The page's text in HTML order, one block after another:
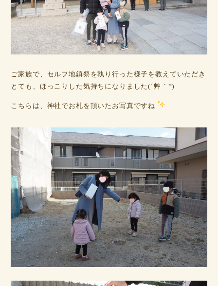
ご家族で、セルフ地鎮祭を執り行った様子を教えていただき
とても、ほっこりした気持ちになりました(´艸｀*)
こちらは、神社でお札を頂いたお写真ですね